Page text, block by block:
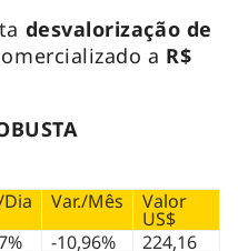
desvalorização de
a R$
Dia Var./Mês Valor
US$
-10,96%
224,16